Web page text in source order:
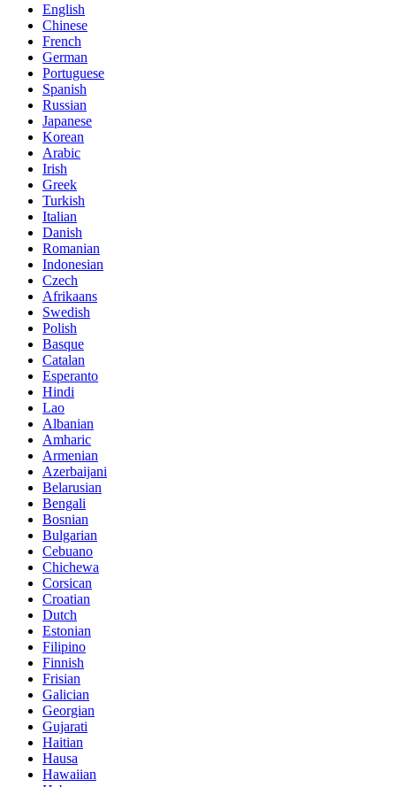
English
Chinese
French
German
Portuguese
Spanish
Russian
Japanese
Korean
Arabic
Irish
Greek
Turkish
Italian
Danish
Romanian
Indonesian
Czech
Afrikaans
Swedish
Polish
Basque
Catalan
Esperanto
Hindi
Lao
Albanian
Amharic
Armenian
Azerbaijani
Belarusian
Bengali
Bosnian
Bulgarian
Cebuano
Chichewa
Corsican
Croatian
Dutch
Estonian
Filipino
Finnish
Frisian
Galician
Georgian
Gujarati
Haitian
Hausa
Hawaiian